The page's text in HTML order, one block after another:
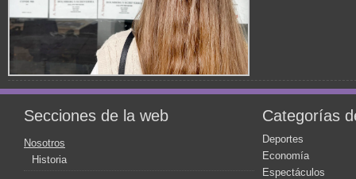
Secciones de la web
Nosotros
Historia
Categorías
Deportes
Economía
Espectáculos